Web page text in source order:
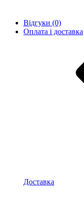
Відгуки (0)
Оплата і доставка
Доставка